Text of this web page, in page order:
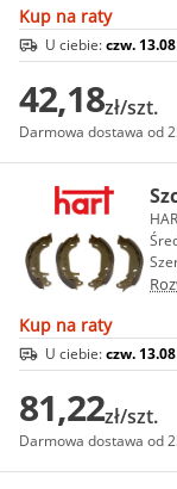
Kup na raty
U ciebie:czw. 13.08
42,18zł/szt.
Darmowa dostawa od
Kup na raty
U ciebie:czw. 13.08
81,22zł/szt.
Darmowa dostawa od